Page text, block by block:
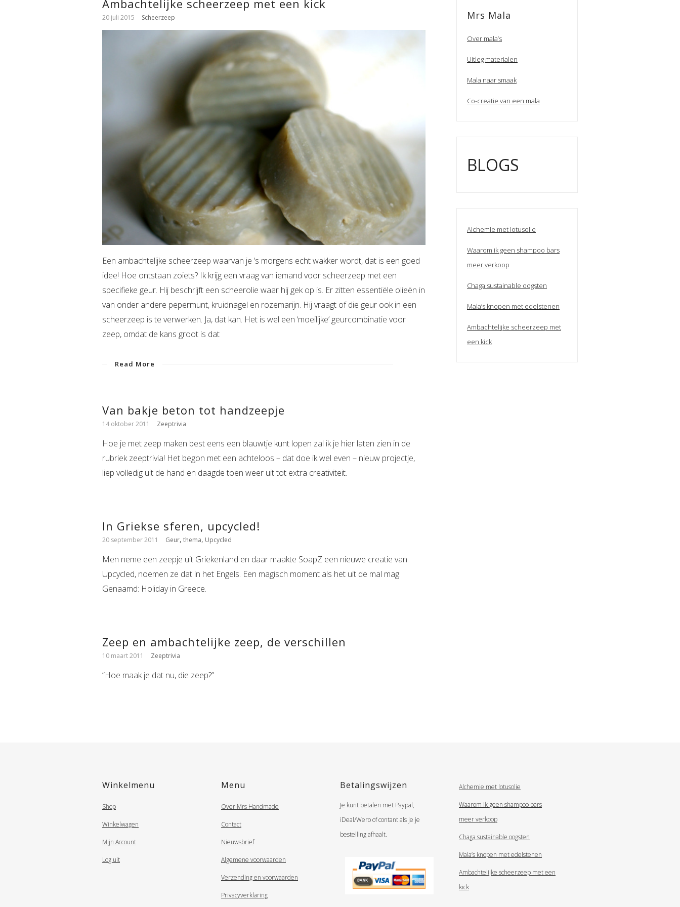
Ambachtelijke scheerzeep met een kick
20 juli 2015 Scheerzeep
Een ambachtelijke scheerzeep waarvan je ’s morgens echt wakker wordt, dat is een goed
idee! Hoe ontstaan zoiets? Ik krijg een vraag van iemand voor scheerzeep met een
specifieke geur. Hij beschrijft een scheerolie waar hij gek op is. Er zitten essentiële olieën in
van onder andere pepermunt, kruidnagel en rozemarijn. Hij vraagt of die geur ook in een
scheerzeep is te verwerken. Ja, dat kan. Het is wel een ‘moeilijke’ geurcombinatie voor
zeep, omdat de kans groot is dat
Read More
Van bakje beton tot handzeepje
14 oktober 2011 Zeeptrivia
Hoe je met zeep maken best eens een blauwtje kunt lopen zal ik je hier laten zien in de
rubriek zeeptrivia! Het begon met een achteloos – dat doe ik wel even – nieuw projectje,
liep volledig uit de hand en daagde toen weer uit tot extra creativiteit.
In Griekse sferen, upcycled!
20 september 2011 Geur, thema, Upcycled
Men neme een zeepje uit Griekenland en daar maakte SoapZ een nieuwe creatie van.
Upcycled, noemen ze dat in het Engels. Een magisch moment als het uit de mal mag.
Genaamd: Holiday in Greece.
Zeep en ambachtelijke zeep, de verschillen
10 maart 2011 Zeeptrivia
“Hoe maak je dat nu, die zeep?”
Mrs Mala
Over mala’s
Uitleg materialen
Mala naar smaak
Co-creatie van een mala
BLOGS
Alchemie met lotusolie
Waarom ik geen shampoo bars
meer verkoop
Chaga sustainable oogsten
Mala’s knopen met edelstenen
Ambachtelijke scheerzeep met
een kick
Winkelmenu
Shop
Winkelwagen
Mijn Account
Log uit
Menu
Over Mrs Handmade
Contact
Nieuwsbrief
Algemene voorwaarden
Verzending en voorwaarden
Privacyverklaring
Betalingswijzen
Je kunt betalen met Paypal,
iDeal/Wero of contant als je je
bestelling afhaalt.
Alchemie met lotusolie
Waarom ik geen shampoo bars
meer verkoop
Chaga sustainable oogsten
Mala’s knopen met edelstenen
Ambachtelijke scheerzeep met een
kick